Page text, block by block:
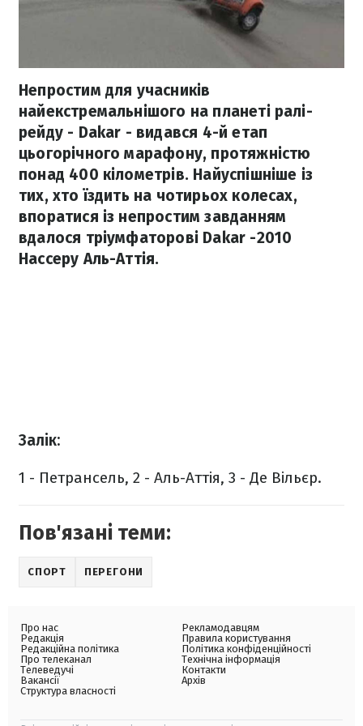
Непростим для учасників
найекстремальнішого на планеті ралі-
рейду - Dakar - видався 4-й етап
цьогорічного марафону, протяжністю
понад 400 кілометрів. Найуспішніше із
тих, хто їздить на чотирьох колесах,
впоратися із непростим завданням
вдалося тріумфаторові Dakar -2010
Нассеру Аль-Аттія.
Залік:
1 - Петрансель, 2 - Аль-Аттія, 3 - Де Вільєр.
Пов'язані теми:
СПОРТ ПЕРЕГОНИ
Про нас
Редакція
Редакційна політика
Про телеканал
Телеведучі
Вакансії
Структура власності
Рекламодавцям
Правила користування
Політика конфіденційності
Технічна інформація
Контакти
Архів